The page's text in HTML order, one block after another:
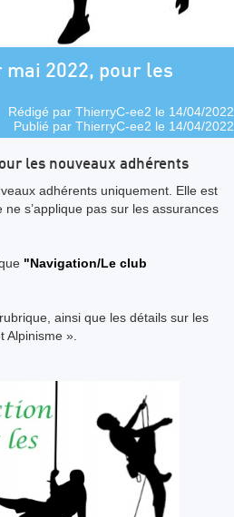
2022, pour les
Rédigé par ThierryC-ee2 le 14/04/2022
Publié par ThierryC-ee2 le 14/04/2022
les nouveaux adhérents
adhérents uniquement. Elle est
s’applique pas sur les assurances
"Navigation/Le club
ainsi que les détails sur les
Alpinisme ».